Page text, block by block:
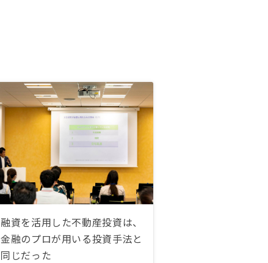
融資を活用した不動産投資は、
金融のプロが用いる投資手法と
同じだった